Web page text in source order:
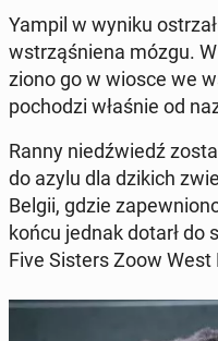
Yampil w wyniku
wstrzą­śnie­na mózgu.
zio­no go w wiosce we
po­cho­dzi właśnie od
Ranny niedź­wiedź
do azylu dla dzikich
Belgii, gdzie
końcu jednak dotarł do
Five Sisters Zoow